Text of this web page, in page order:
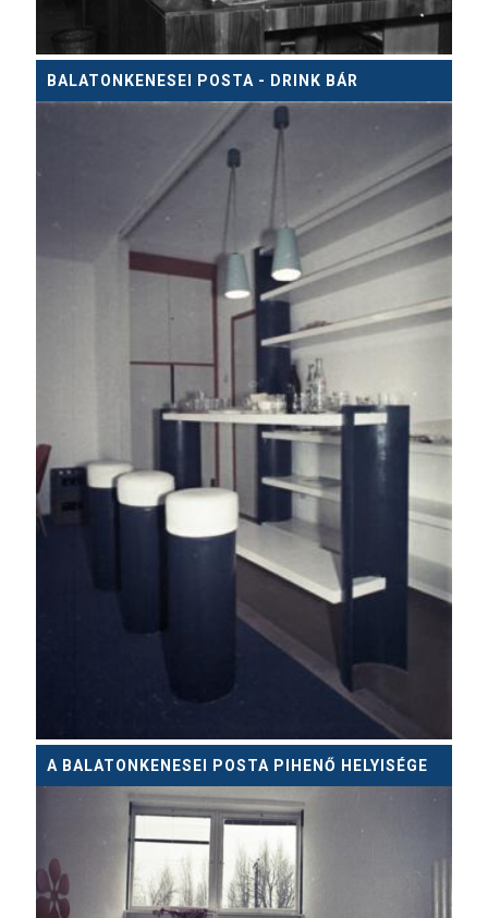
BALATONKENESEI POSTA - DRINK BÁR
A BALATONKENESEI POSTA PIHENŐ HELYISÉGE